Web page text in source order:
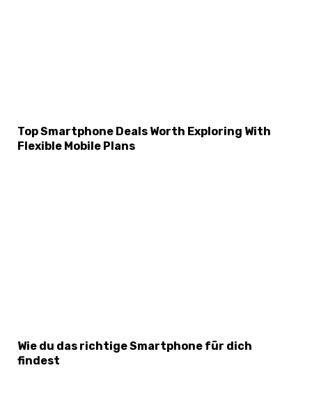
Top Smartphone Deals Worth Exploring With
Flexible Mobile Plans
Wie du das richtige Smartphone für dich
findest